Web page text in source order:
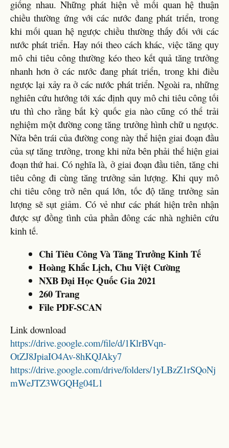
giống nhau. Những phát hiện về mối quan hệ thuận
chiều thường ứng với các nước đang phát triển, trong
khi mối quan hệ ngược chiều thường thấy đối với các
nước phát triển. Hay nói theo cách khác, việc tăng quy
mô chi tiêu công thường kéo theo kết quả tăng trưởng
nhanh hơn ở các nước đang phát triển, trong khi điều
ngược lại xảy ra ở các nước phát triển. Ngoài ra, những
nghiên cứu hướng tới xác định quy mô chi tiêu công tối
ưu thì cho rằng bất kỳ quốc gia nào cũng có thể trải
nghiệm một đường cong tăng trưởng hình chữ u ngược.
Nửa bên trái của đường cong này thể hiện giai đoạn đầu
của sự tăng trưởng, trong khi nửa bên phải thể hiện giai
đoạn thứ hai. Có nghĩa là, ở giai đoạn đầu tiên, tăng chi
tiêu công đi cùng tăng trưởng sản lượng. Khi quy mô
chi tiêu công trở nên quá lớn, tốc độ tăng trưởng sản
lượng sẽ sụt giảm. Có vẻ như các phát hiện trên nhận
được sự đồng tình của phần đông các nhà nghiên cứu
kinh tế.
Chi Tiêu Công Và Tăng Trưởng Kinh Tế
Hoàng Khắc Lịch, Chu Việt Cường
NXB Đại Học Quốc Gia 2021
260 Trang
File PDF-SCAN
Link download
https://drive.google.com/file/d/1KlrBVqn-
OtZJ8JpiaIO4Av-8hKQJAky7
https://drive.google.com/drive/folders/1yLBzZ1rSQoNj
mWeJTZ3WGQHg04L1